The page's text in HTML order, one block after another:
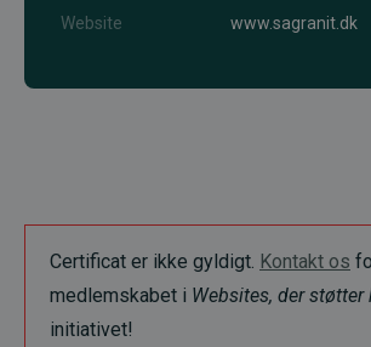
Website
www.sagranit.dk
Certificat er ikke gyldigt. Kontakt os
medlemskabet i Websites, der
initiativet!